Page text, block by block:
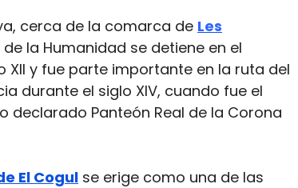
cerca de la comarca de Les
la Humanidad se detiene en el
XII y fue parte importante en la ruta del
durante el siglo XIV, cuando fue el
declarado Panteón Real de la Corona
El Cogul se erige como una de las